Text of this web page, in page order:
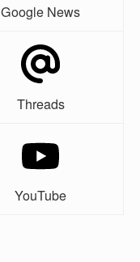
Google News
Threads
YouTube